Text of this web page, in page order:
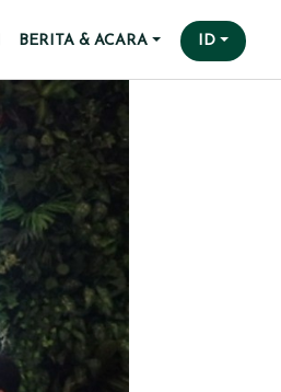
BERITA & ACARA ID